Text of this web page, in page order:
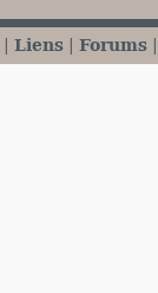
Liens Forums